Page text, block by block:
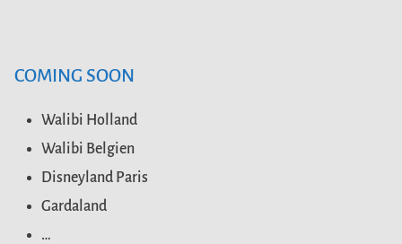
COMING SOON
Walibi Holland
Walibi Belgien
Disneyland Paris
Gardaland
…